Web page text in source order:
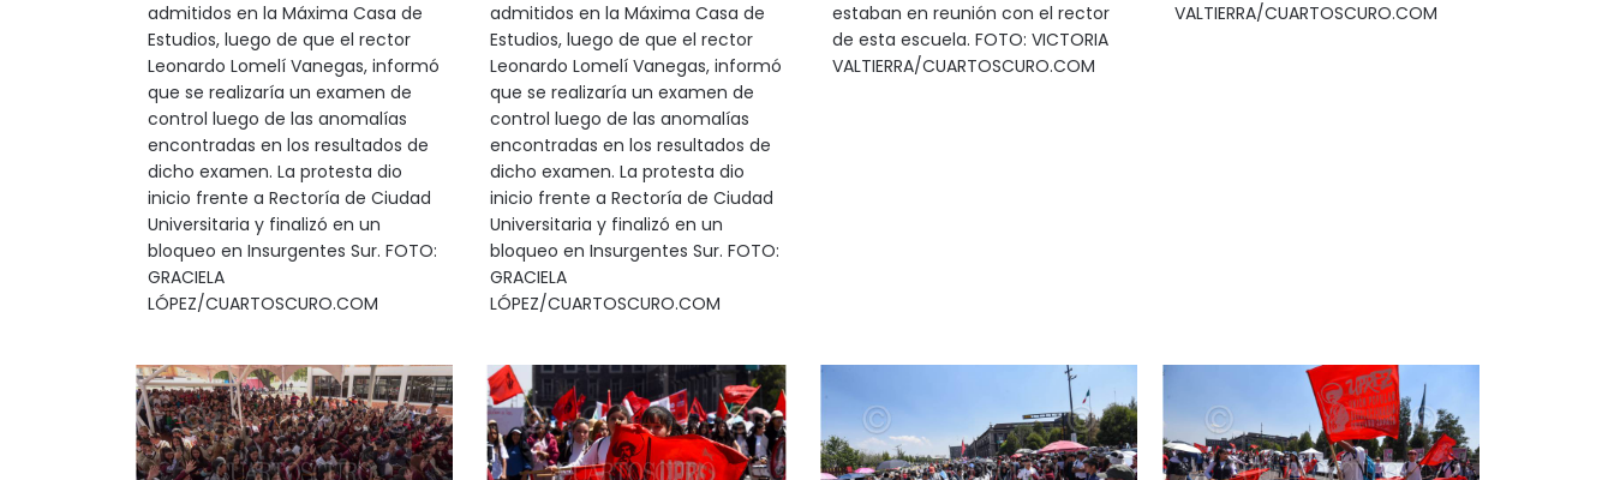
admitidos en la Máxima Casa de
Estudios, luego de que el rector
Leonardo Lomelí Vanegas, informó
que se realizaría un examen de
control luego de las anomalías
encontradas en los resultados de
dicho examen. La protesta dio
inicio frente a Rectoría de Ciudad
Universitaria y finalizó en un
bloqueo en Insurgentes Sur. FOTO:
GRACIELA
LÓPEZ/CUARTOSCURO.COM
admitidos en la Máxima Casa de
Estudios, luego de que el rector
Leonardo Lomelí Vanegas, informó
que se realizaría un examen de
control luego de las anomalías
encontradas en los resultados de
dicho examen. La protesta dio
inicio frente a Rectoría de Ciudad
Universitaria y finalizó en un
bloqueo en Insurgentes Sur. FOTO:
GRACIELA
LÓPEZ/CUARTOSCURO.COM
estaban en reunión con el rector
de esta escuela. FOTO: VICTORIA
VALTIERRA/CUARTOSCURO.COM
VALTIERRA/CUARTOSCURO.COM